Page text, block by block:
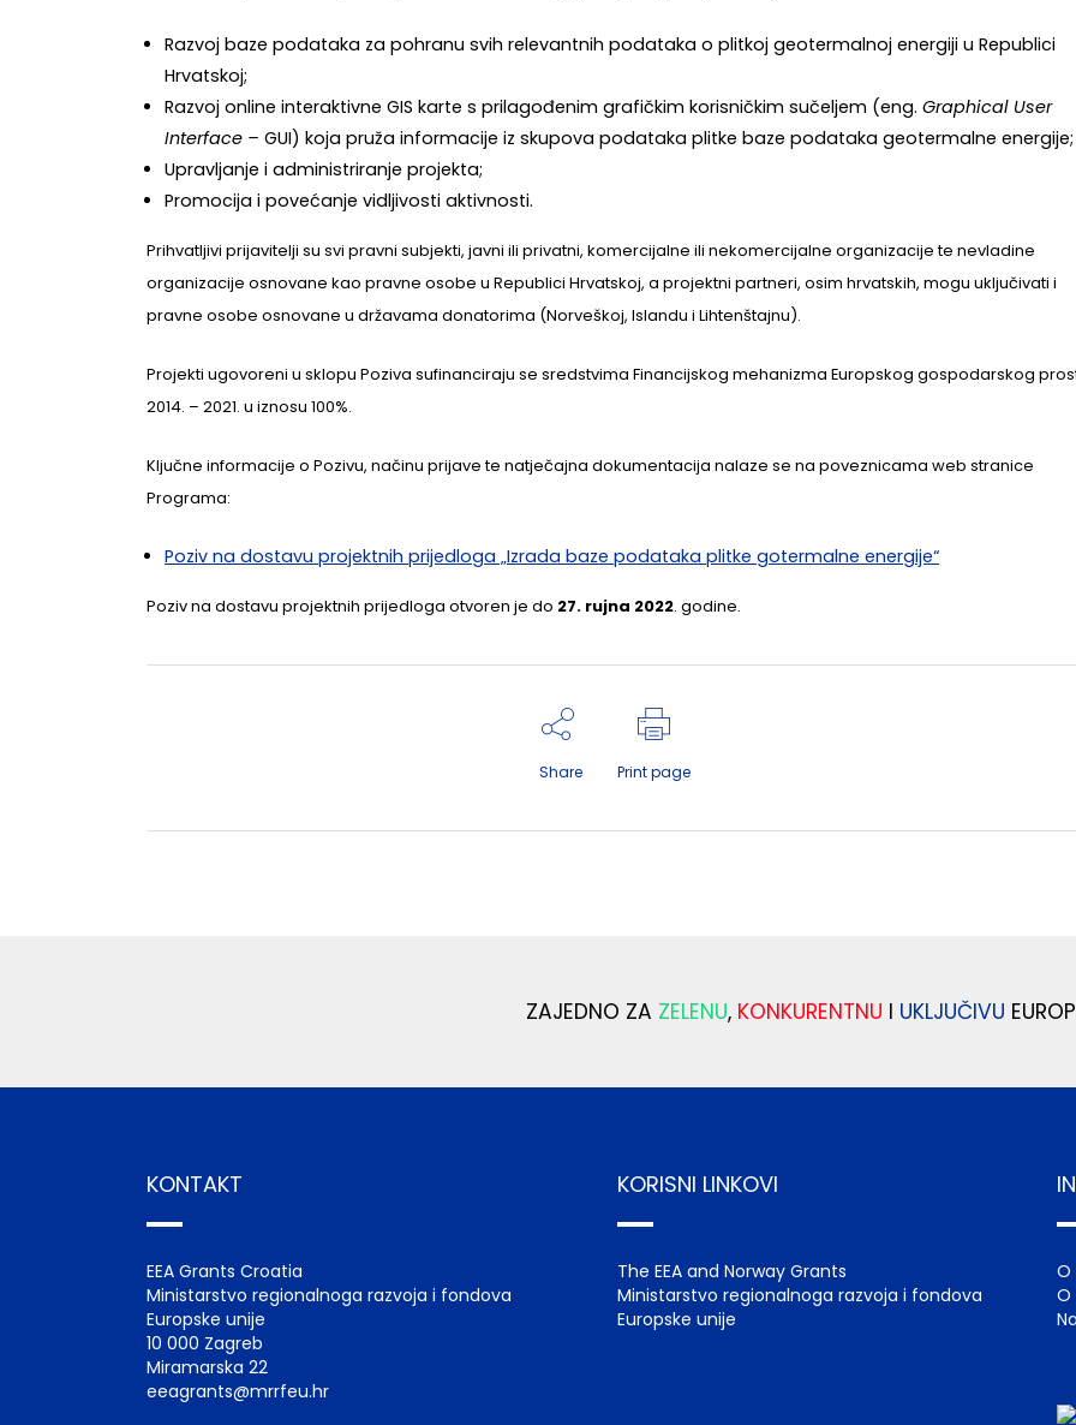
Razvoj baze podataka za pohranu svih relevantnih podataka o plitkoj geotermalnoj energiji u Republici
Hrvatskoj;
Razvoj online interaktivne GIS karte s prilagođenim grafičkim korisničkim sučeljem (eng. Graphical User
Interface – GUI) koja pruža informacije iz skupova podataka plitke baze podataka geotermalne energije;
Upravljanje i administriranje projekta;
Promocija i povećanje vidljivosti aktivnosti.
Prihvatljivi prijavitelji su svi pravni subjekti, javni ili privatni, komercijalne ili nekomercijalne organizacije te nevladine
organizacije osnovane kao pravne osobe u Republici Hrvatskoj, a projektni partneri, osim hrvatskih, mogu uključivati i
pravne osobe osnovane u državama donatorima (Norveškoj, Islandu i Lihtenštajnu).
Projekti ugovoreni u sklopu Poziva sufinanciraju se sredstvima Financijskog mehanizma Europskog gospodarskog
2014. – 2021. u iznosu 100%.
Ključne informacije o Pozivu, načinu prijave te natječajna dokumentacija nalaze se na poveznicama web stranice
Programa:
Poziv na dostavu projektnih prijedloga „Izrada baze podataka plitke gotermalne energije“
Poziv na dostavu projektnih prijedloga otvoren je do 27. rujna 2022. godine.
Share Print page
ZAJEDNO ZA ZELENU, KONKURENTNU I UKLJUČIVU
KONTAKT
EEA Grants Croatia
Ministarstvo regionalnoga razvoja i fondova
Europske unije
10 000 Zagreb
Miramarska 22
eeagrants@mrrfeu.hr
KORISNI LINKOVI
The EEA and Norway Grants
Ministarstvo regionalnoga razvoja i fondova
Europske unije
O